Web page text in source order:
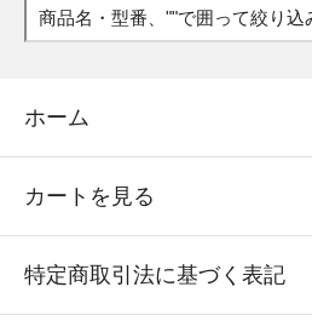
ホーム
カートを見る
特定商取引法に基づく表記